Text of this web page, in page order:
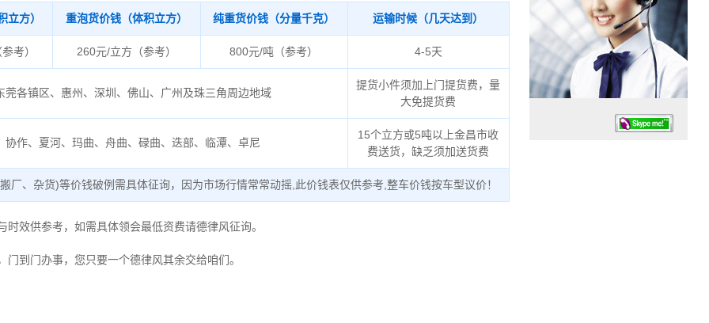
立方） 重泡货价钱（体积立方） 纯重货价钱（分量千克） 运输时候（几天达到）
考） 260元/立方（参考） 800元/吨（参考） 4-5天
莞各镇区、惠州、深圳、佛山、广州及珠三角周边地域
提货小件须加上门提货费，量
大免提货费
协作、夏河、玛曲、舟曲、碌曲、迭部、临潭、卓尼
15个立方或5吨以上金昌市收
费送货，缺乏须加送货费
厂、杂货)等价钱破例需具体征询，因为市场行情常常动摇,此价钱表仅供参考,整车价钱按车型议价！
效供参考，如需具体领会最低资费请德律风征询。
门到门办事，您只要一个德律风其余交给咱们。